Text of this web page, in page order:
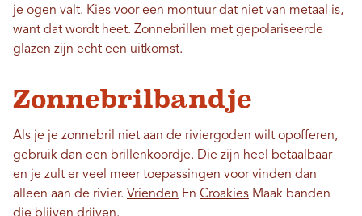
je ogen valt. Kies voor een montuur dat niet van metaal is,
want dat wordt heet. Zonnebrillen met gepolariseerde
glazen zijn echt een uitkomst.
Zonnebrilbandje
Als je je zonnebril niet aan de riviergoden wilt opofferen,
gebruik dan een brillenkoordje. Die zijn heel betaalbaar
en je zult er veel meer toepassingen voor vinden dan
alleen aan de rivier. Vrienden En Croakies Maak banden